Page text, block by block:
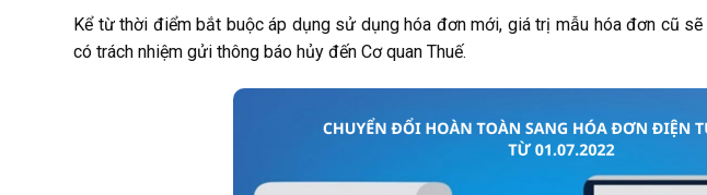
Kể từ thời điểm bắt buộc áp dụng sử dụng hóa đơn mới, giá trị mẫu hóa đơn cũ
có trách nhiệm gửi thông báo hủy đến Cơ quan Thuế.